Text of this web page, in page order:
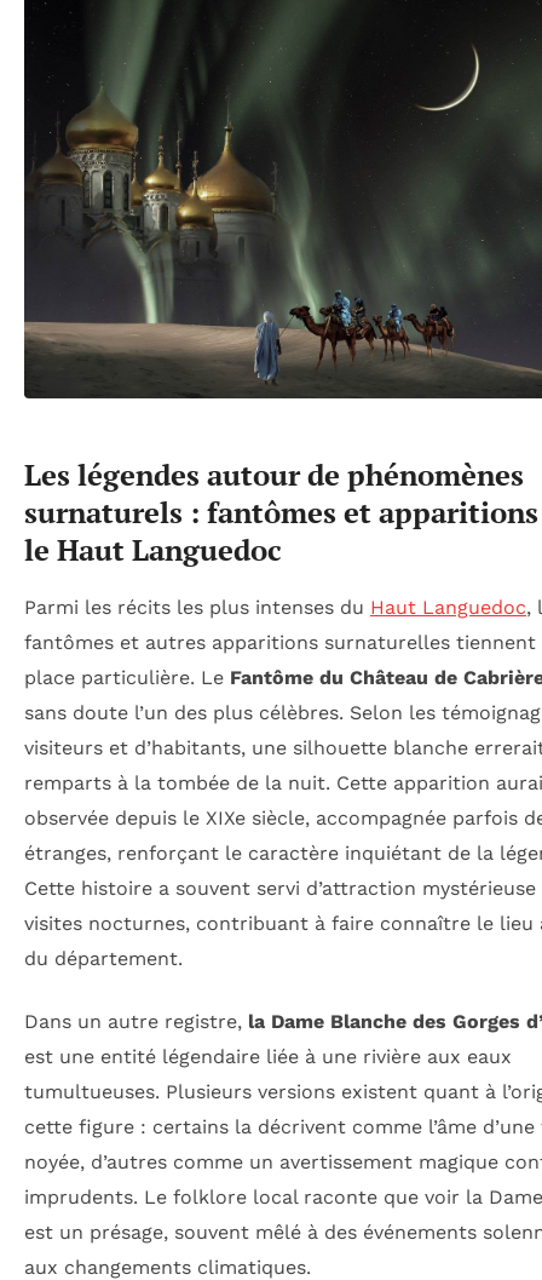
Les légendes autour de phénomènes
surnaturels : fantômes et apparitions
le Haut Languedoc
Parmi les récits les plus intenses du Haut Languedoc,
fantômes et autres apparitions surnaturelles tiennent
place particulière. Le Fantôme du Château de
sans doute l’un des plus célèbres. Selon les
visiteurs et d’habitants, une silhouette blanche
remparts à la tombée de la nuit. Cette apparition
observée depuis le XIXe siècle, accompagnée parfois
étranges, renforçant le caractère inquiétant de la
Cette histoire a souvent servi d’attraction
visites nocturnes, contribuant à faire connaître le lieu
du département.
Dans un autre registre, la Dame Blanche des Gorges
est une entité légendaire liée à une rivière aux eaux
tumultueuses. Plusieurs versions existent quant à
cette figure : certains la décrivent comme l’âme d’une
noyée, d’autres comme un avertissement magique
imprudents. Le folklore local raconte que voir la
est un présage, souvent mêlé à des événements
aux changements climatiques.